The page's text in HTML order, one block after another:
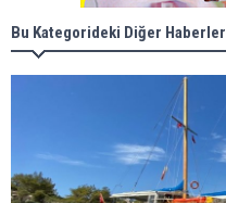
Bu Kategorideki Diğer Haberler